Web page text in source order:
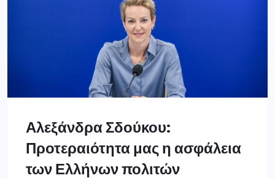
Αλεξάνδρα Σδούκου:
Προτεραιότητα μας η ασφάλεια
των Ελλήνων πολιτών